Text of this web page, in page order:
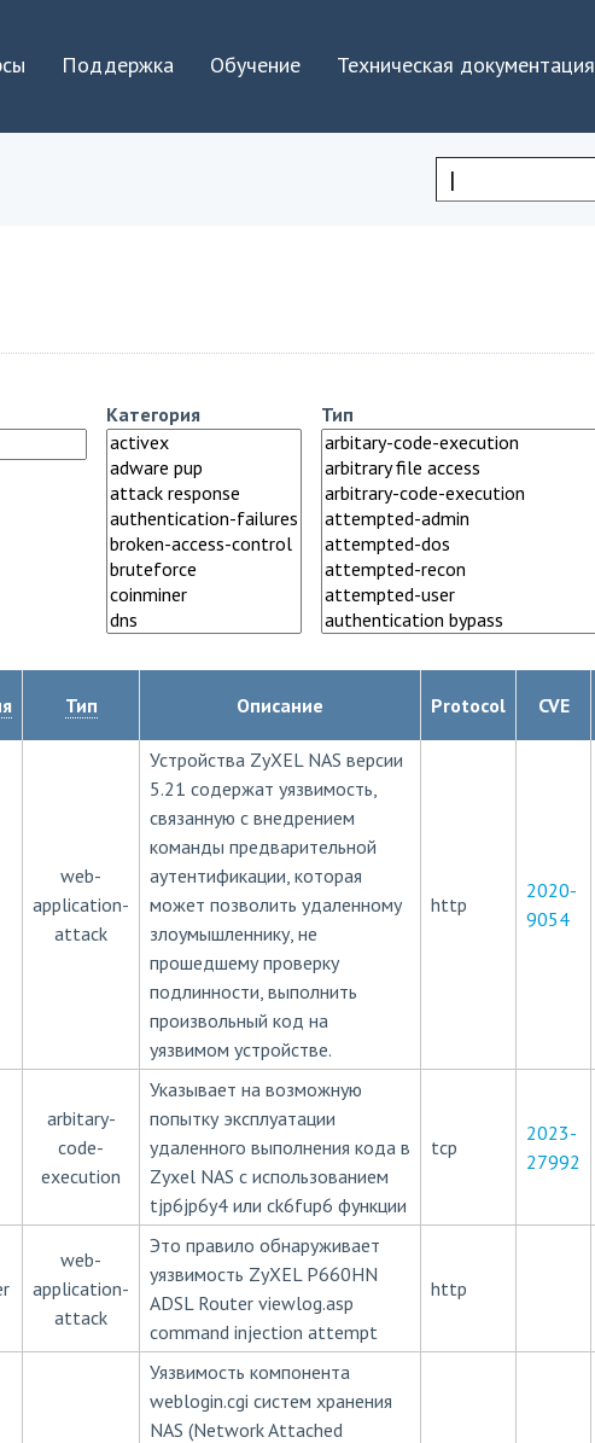
Поддержка Обучение Техническая документация
Форма
Категория Тип
Тип Описание Protocol CVE
web-
application-
attack
Устройства ZyXEL NAS версии
5.21 содержат уязвимость,
связанную с внедрением
команды предварительной
аутентификации, которая
может позволить удаленному
злоумышленнику, не
прошедшему проверку
подлинности, выполнить
произвольный код на
уязвимом устройстве.
http
2020-
9054
arbitary-
code-
execution
Указывает на возможную
попытку эксплуатации
удаленного выполнения кода в
Zyxel NAS с использованием
tjp6jp6y4 или ck6fup6 функции
tcp
2023-
27992
web-
application-
attack
Это правило обнаруживает
уязвимость ZyXEL P660HN
ADSL Router viewlog.asp
command injection attempt
http
Уязвимость компонента
weblogin.cgi систем хранения
NAS (Network Attached